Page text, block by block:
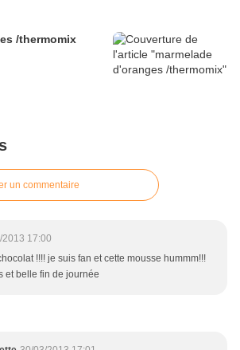
/thermomix
un commentaire
2013 17:00
!!!! je suis fan et cette mousse hummm!!!
et belle fin de journée